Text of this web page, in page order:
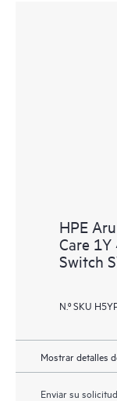
HPE
Care
Switch
N.º SKU
Mostrar detalles
Enviar su